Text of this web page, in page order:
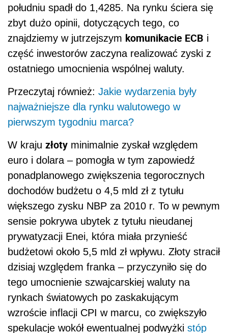
południu spadł do 1,4285. Na rynku ściera się
zbyt dużo opinii, dotyczących tego, co
znajdziemy w jutrzejszym komunikacie ECB i
część inwestorów zaczyna realizować zyski z
ostatniego umocnienia wspólnej waluty.
Przeczytaj również: Jakie wydarzenia były
najważniejsze dla rynku walutowego w
pierwszym tygodniu marca?
W kraju złoty minimalnie zyskał względem
euro i dolara – pomogła w tym zapowiedź
ponadplanowego zwiększenia tegorocznych
dochodów budżetu o 4,5 mld zł z tytułu
większego zysku NBP za 2010 r. To w pewnym
sensie pokrywa ubytek z tytułu nieudanej
prywatyzacji Enei, która miała przynieść
budżetowi około 5,5 mld zł wpływu. Złoty stracił
dzisiaj względem franka – przyczyniło się do
tego umocnienie szwajcarskiej waluty na
rynkach światowych po zaskakującym
wzroście inflacji CPI w marcu, co zwiększyło
spekulacje wokół ewentualnej podwyżki stóp